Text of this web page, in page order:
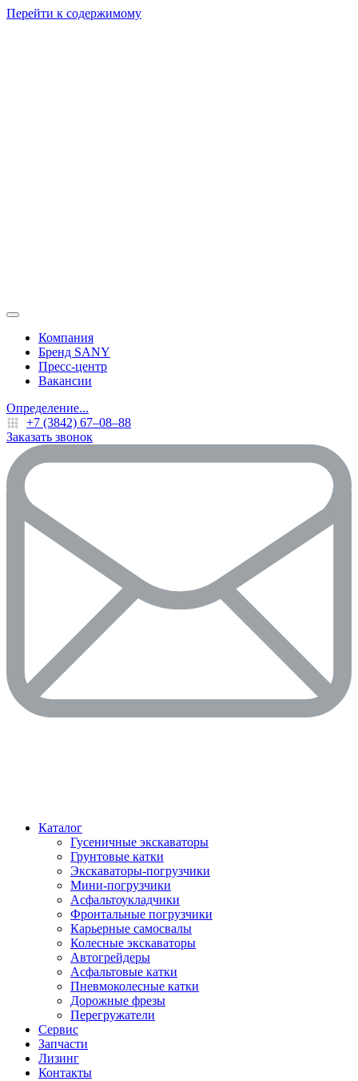
Перейти к содержимому
Компания
Бренд SANY
Пресс-центр
Вакансии
Определение...
+7 (3842) 67‒08‒88
Заказать звонок
Каталог
Гусеничные экскаваторы
Грунтовые катки
Экскаваторы-погрузчики
Мини-погрузчики
Асфальтоукладчики
Фронтальные погрузчики
Карьерные самосвалы
Колесные экскаваторы
Автогрейдеры
Асфальтовые катки
Пневмоколесные катки
Дорожные фрезы
Перегружатели
Сервис
Запчасти
Лизинг
Контакты